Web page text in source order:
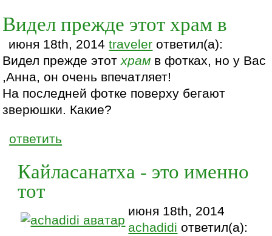
Видел прежде этот храм в
июня 18th, 2014traveler ответил(а):
Видел прежде этотхрам в фотках, но у Вас
,Анна, он очень впечатляет!
На последней фотке поверху бегают
зверюшки. Какие?
ответить
Кайласанатха - это именно
тот
июня 18th, 2014
achadidi ответил(а):